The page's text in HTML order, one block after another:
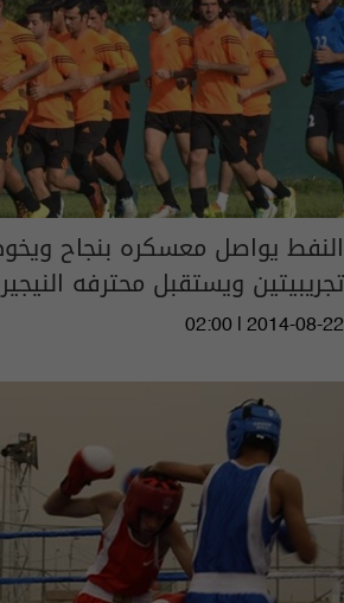
النفط يواصل معسكره بنجاح
تجريبيتين ويستقبل محترفه
02:00 | 2014-08-22